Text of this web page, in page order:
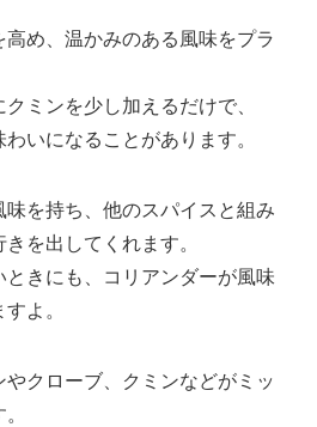
高め、温かみのある風味をプラ
ミンを少し加えるだけで、
わいになることがあります。
を持ち、他のスパイスと組み
を出してくれます。
きにも、コリアンダーが風味
よ。
クローブ、クミンなどがミッ